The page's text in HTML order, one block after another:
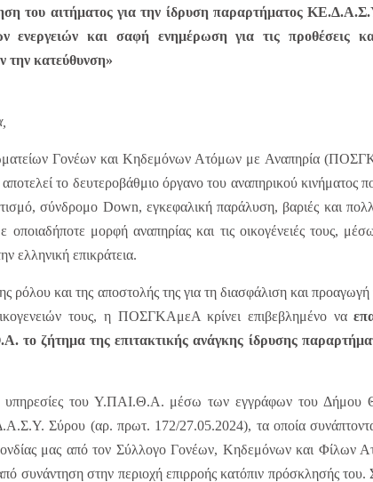
του αιτήματος για την ίδρυση παραρτήματος
ενεργειών και σαφή ενημέρωση για τις προθέσεις
την κατεύθυνση»
Γονέων και Κηδεμόνων Ατόμων με Αναπηρία
το δευτεροβάθμιο όργανο του αναπηρικού κινήματος
σύνδρομο Down, εγκεφαλική παράλυση, βαριές και
μορφή αναπηρίας και τις οικογένειές τους,
ελληνική επικράτεια.
ρόλου και της αποστολής της για τη διασφάλιση και
τους, η ΠΟΣΓΚΑμεΑ κρίνει επιβεβλημένο να
το ζήτημα της επιτακτικής ανάγκης ίδρυσης
υπηρεσίες του Υ.ΠΑΙ.Θ.Α. μέσω των εγγράφων του Δήμου
Σύρου (αρ. πρωτ. 172/27.05.2024), τα οποία
μας από τον Σύλλογο Γονέων, Κηδεμόνων και Φίλων
συνάντηση στην περιοχή επιρροής κατόπιν πρόσκλησής του.